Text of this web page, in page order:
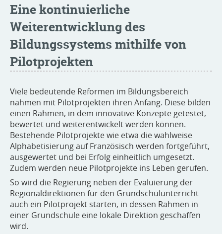
Eine kontinuierliche
Weiterentwicklung des
Bildungssystems mithilfe von
Pilotprojekten
Viele bedeutende Reformen im Bildungsbereich
nahmen mit Pilotprojekten ihren Anfang. Diese bilden
einen Rahmen, in dem innovative Konzepte getestet,
bewertet und weiterentwickelt werden können.
Bestehende Pilotprojekte wie etwa die wahlweise
Alphabetisierung auf Französisch werden fortgeführt,
ausgewertet und bei Erfolg einheitlich umgesetzt.
Zudem werden neue Pilotprojekte ins Leben gerufen.
So wird die Regierung neben der Evaluierung der
Regionaldirektionen für den Grundschulunterricht
auch ein Pilotprojekt starten, in dessen Rahmen in
einer Grundschule eine lokale Direktion geschaffen
wird.